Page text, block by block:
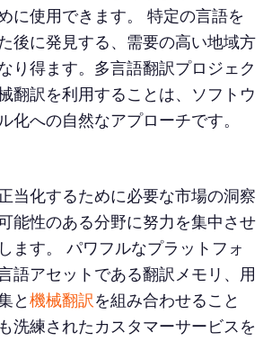
に使用できます。 特定の言語を
後に発見する、需要の高い地域方
り得ます。多言語翻訳プロジェク
翻訳を利用することは、ソフトウ
化への自然なアプローチです。
当化するために必要な市場の洞察
能性のある分野に努力を集中させ
ます。 パワフルなプラットフォ
語アセットである翻訳メモリ、用
と機械翻訳を組み合わせること
洗練されたカスタマーサービスを